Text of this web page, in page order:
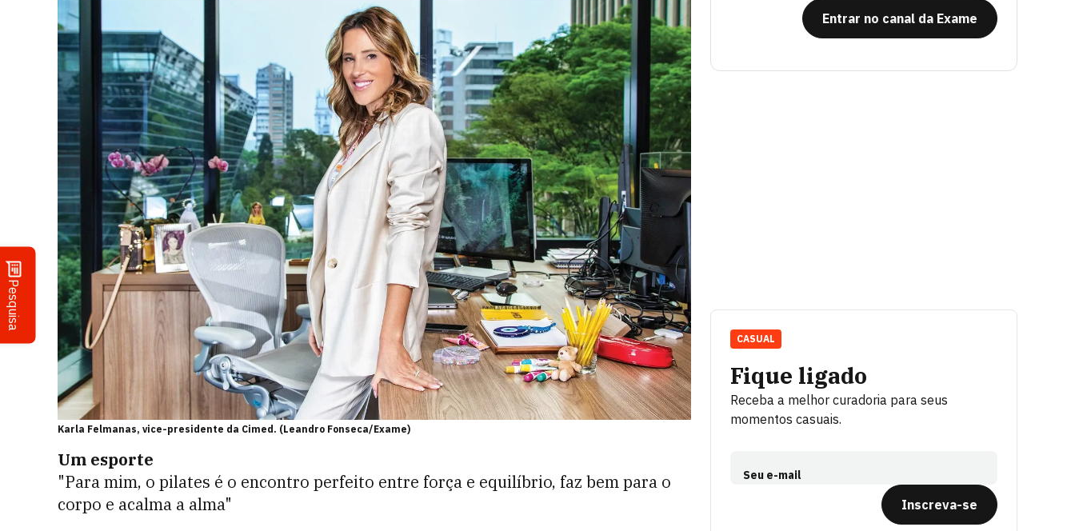
Pesquisa
Karla Felmanas, vice-presidente da Cimed. (Leandro Fonseca/Exame)
Um esporte
"Para mim, o pilates é o encontro perfeito entre força e equilíbrio, faz bem para o
corpo e acalma a alma"
Entrar no canal da Exame
Fique ligado
Receba a melhor curadoria para seus
momentos casuais.
Seu e-mail
Inscreva-se
CASUAL